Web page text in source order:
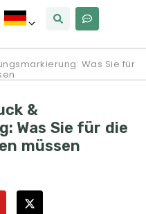
Was Sie für
&
Was Sie für die
müssen